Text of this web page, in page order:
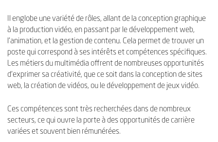
Il englobe une variété de rôles, allant de la conception graphique
à la production vidéo, en passant par le développement web,
l'animation, et la gestion de contenu. Cela permet de trouver un
poste qui correspond à ses intérêts et compétences spécifiques.
Les métiers du multimédia offrent de nombreuses opportunités
d'exprimer sa créativité, que ce soit dans la conception de sites
web, la création de vidéos, ou le développement de jeux vidéo.
Ces compétences sont très recherchées dans de nombreux
secteurs, ce qui ouvre la porte à des opportunités de carrière
variées et souvent bien rémunérées.